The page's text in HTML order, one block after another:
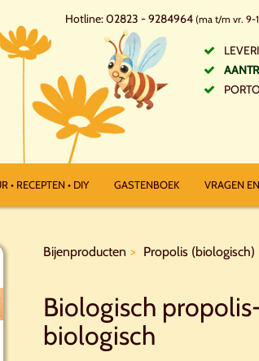
Hotline: 02823 - 9284964(ma t/m vr. 9-
• RECEPTEN • DIY GASTENBOEK VRAGEN
Bijenproducten Propolis (biologisch)
Biologisch
biologisch